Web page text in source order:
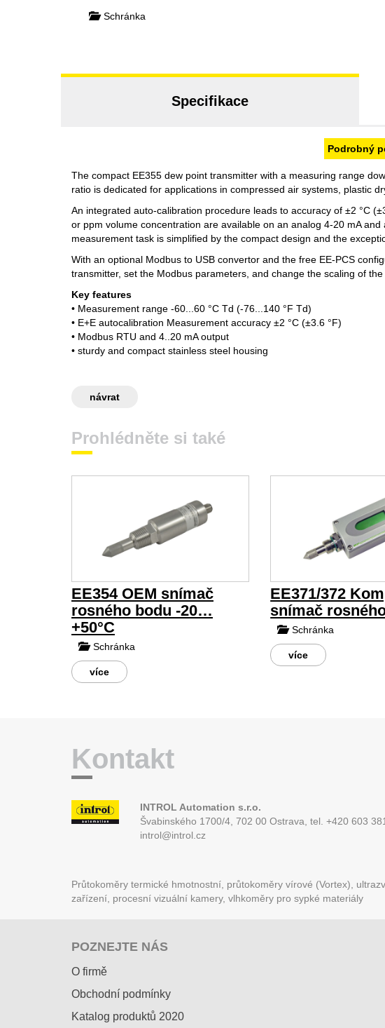
Schránka
Specifikace
Podrobný
The compact EE355 dew point transmitter with a measuring range
ratio is dedicated for applications in compressed air systems, plastic
An integrated auto-calibration procedure leads to accuracy of ±2 °C
or ppm volume concentration are available on an analog 4-20 mA
measurement task is simplified by the compact design and the
With an optional Modbus to USB convertor and the free EE-PCS
transmitter, set the Modbus parameters, and change the scaling of
Key features
• Measurement range -60...60 °C Td (-76...140 °F Td)
• E+E autocalibration Measurement accuracy ±2 °C (±3.6 °F)
• Modbus RTU and 4..20 mA output
• sturdy and compact stainless steel housing
návrat
Prohlédněte si také
EE354 OEM snímač
rosného bodu -20…
+50°C
Schránka
více
EE371/372
snímač
Schránka
více
Kontakt
INTROL Automation s.r.o.
Švabinského 1700/4, 702 00 Ostrava, tel. +420 603
introl@introl.cz
Průtokoměry termické hmotnostní, průtokoměry vírové (Vortex),
zařízení, procesní vizuální kamery, vlhkoměry pro sypké materiály
POZNEJTE NÁS
O firmě
Obchodní podmínky
Katalog produktů 2020